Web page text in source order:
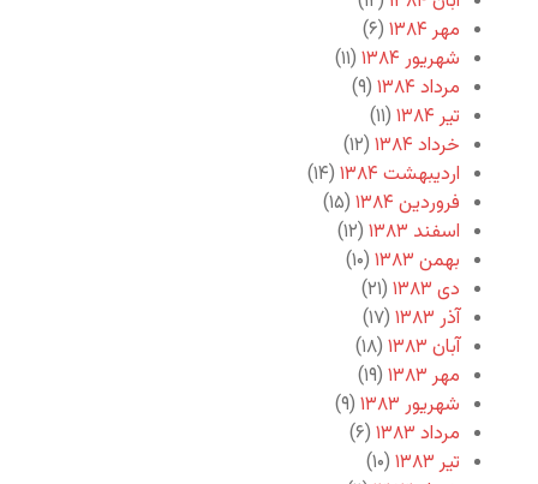
مهر ۱۳۸۴
(۶)
شهریور ۱۳۸۴
(۱۱)
مرداد ۱۳۸۴
(۹)
تیر ۱۳۸۴
(۱۱)
خرداد ۱۳۸۴
(۱۲)
اردیبهشت ۱۳۸۴
(۱۴)
فروردین ۱۳۸۴
(۱۵)
اسفند ۱۳۸۳
(۱۲)
بهمن ۱۳۸۳
(۱۰)
دی ۱۳۸۳
(۲۱)
آذر ۱۳۸۳
(۱۷)
آبان ۱۳۸۳
(۱۸)
مهر ۱۳۸۳
(۱۹)
شهریور ۱۳۸۳
(۹)
مرداد ۱۳۸۳
(۶)
تیر ۱۳۸۳
(۱۰)